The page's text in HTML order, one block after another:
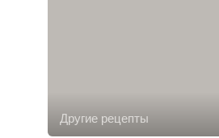
Другие рецепты